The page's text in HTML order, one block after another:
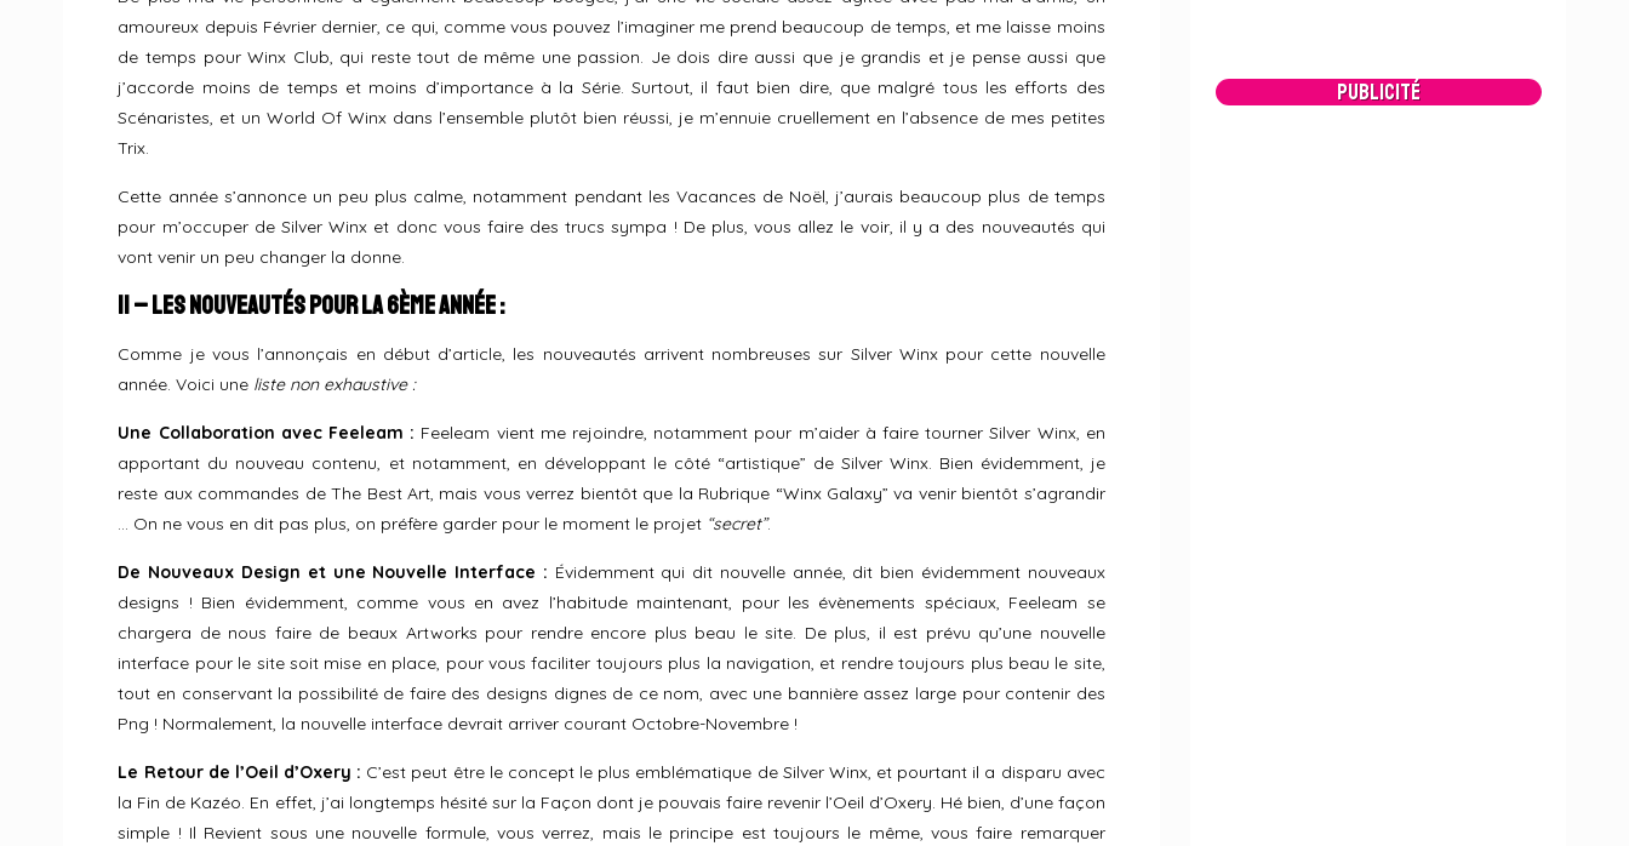
amoureux depuis Février dernier, ce qui, comme vous pouvez l’imaginer me prend beaucoup de temps, et me laisse moins
de temps pour Winx Club, qui reste tout de même une passion. Je dois dire aussi que je grandis et je pense aussi que
j’accorde moins de temps et moins d’importance à la Série. Surtout, il faut bien dire, que malgré tous les efforts des
Scénaristes, et un World Of Winx dans l’ensemble plutôt bien réussi, je m’ennuie cruellement en l’absence de mes petites
Trix.
Cette année s’annonce un peu plus calme, notamment pendant les Vacances de Noël, j’aurais beaucoup plus de temps
pour m’occuper de Silver Winx et donc vous faire des trucs sympa ! De plus, vous allez le voir, il y a des nouveautés qui
vont venir un peu changer la donne.
II – Les Nouveautés pour la 6ème Année :
Comme je vous l’annonçais en début d’article, les nouveautés arrivent nombreuses sur Silver Winx pour cette nouvelle
année. Voici une liste non exhaustive :
Une Collaboration avec Feeleam : Feeleam vient me rejoindre, notamment pour m’aider à faire tourner Silver Winx, en
apportant du nouveau contenu, et notamment, en développant le côté “artistique” de Silver Winx. Bien évidemment, je
reste aux commandes de The Best Art, mais vous verrez bientôt que la Rubrique “Winx Galaxy” va venir bientôt s’agrandir
… On ne vous en dit pas plus, on préfère garder pour le moment le projet “secret”.
De Nouveaux Design et une Nouvelle Interface : Évidemment qui dit nouvelle année, dit bien évidemment nouveaux
designs ! Bien évidemment, comme vous en avez l’habitude maintenant, pour les évènements spéciaux, Feeleam se
chargera de nous faire de beaux Artworks pour rendre encore plus beau le site. De plus, il est prévu qu’une nouvelle
interface pour le site soit mise en place, pour vous faciliter toujours plus la navigation, et rendre toujours plus beau le site,
tout en conservant la possibilité de faire des designs dignes de ce nom, avec une bannière assez large pour contenir des
Png ! Normalement, la nouvelle interface devrait arriver courant Octobre-Novembre !
Le Retour de l’Oeil d’Oxery : C’est peut être le concept le plus emblématique de Silver Winx, et pourtant il a disparu avec
la Fin de Kazéo. En effet, j’ai longtemps hésité sur la Façon dont je pouvais faire revenir l’Oeil d’Oxery. Hé bien, d’une façon
simple ! Il Revient sous une nouvelle formule, vous verrez, mais le principe est toujours le même, vous faire remarquer
Publicité